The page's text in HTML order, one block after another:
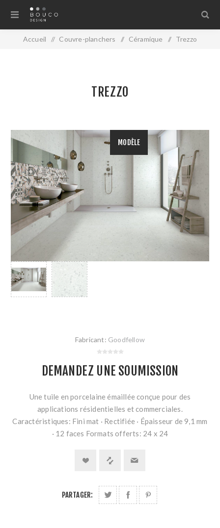
Accueil / Couvre-planchers / Céramique / Trezzo
MODÈLE
TREZZO
Fabricant: Goodfellow
DEMANDEZ UNE SOUMISSION
Une tuile en porcelaine émaillée conçue pour des
applications résidentielles et commerciales.
Caractéristiques: Fini mat · Rectifiée · Épaisseur de 9,1 mm
· 12 faces Formats offerts: 24 x 24
PARTAGER: